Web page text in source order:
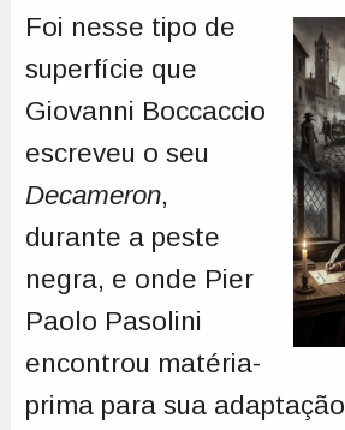
Foi nesse tipo de
superfície que
Giovanni Boccaccio
escreveu o seu
Decameron,
durante a peste
negra, e onde Pier
Paolo Pasolini
encontrou matéria-
prima para sua adaptação